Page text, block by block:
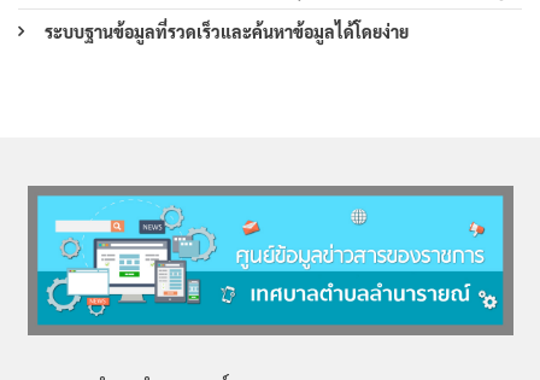
ระบบฐานข้อมูลที่รวดเร็วและค้นหาข้อมูลได้โดยง่าย